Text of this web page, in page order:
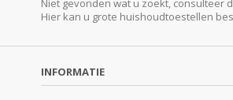
Niet gevonden wat u zoekt, consulteer
Hier kan u grote huishoudtoestellen
INFORMATIE